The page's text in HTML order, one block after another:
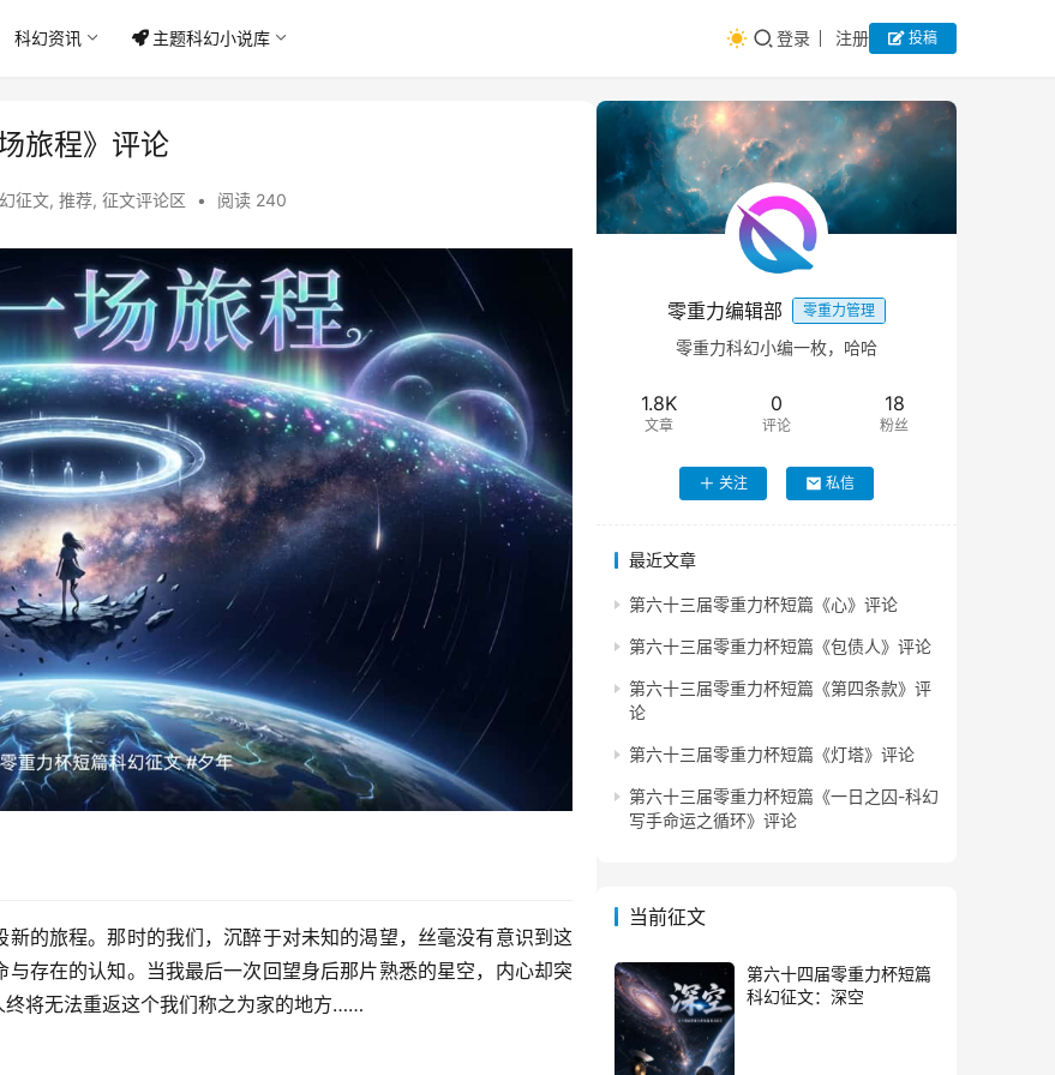
科幻资讯 主题科幻小说库 登录 注册 投稿
旅程》评论
征文, 推荐, 征文评论区 • 阅读 240
的旅程。那时的我们，沉醉于对未知的渴望，丝毫没有意识到这
存在的认知。当我最后一次回望身后那片熟悉的星空，内心却突
将无法重返这个我们称之为家的地方……
零重力编辑部 零重力管理
零重力科幻小编一枚，哈哈
1.8K
文章
0
评论
18
粉丝
关注 私信
最近文章
第六十三届零重力杯短篇《心》评论
第六十三届零重力杯短篇《包债人》评论
第六十三届零重力杯短篇《第四条款》评
论
第六十三届零重力杯短篇《灯塔》评论
第六十三届零重力杯短篇《一日之囚-科幻
写手命运之循环》评论
当前征文
第六十四届零重力杯短篇
科幻征文：深空